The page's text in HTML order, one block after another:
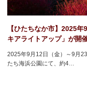
【ひたちなか市】2025
キアライトアップ」が開
2025年9月12日（金）～9月
たち海浜公園にて、約4…